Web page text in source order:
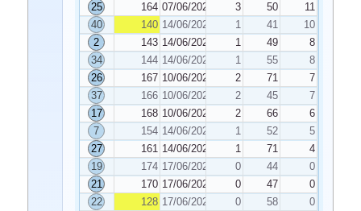
25
164 07/06/2022 3 50
11
40
140 14/06/2022 1 41
10
2
143 14/06/2022 1 49
8
34
144 14/06/2022 1 55
8
26
167 10/06/2022 2 71
7
37
166 10/06/2022 2 45
7
17
168 10/06/2022 2 66
6
7
154 14/06/2022 1 52
5
27
161 14/06/2022 1 71
4
19
174 17/06/2022 0 44
0
21
170 17/06/2022 0 47
0
22
128 17/06/2022 0 58
0